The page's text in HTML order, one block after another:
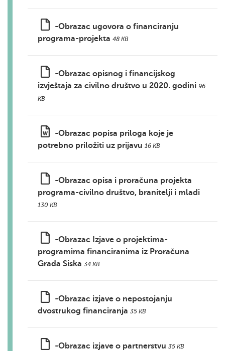
-Obrazac ugovora o financiranju
programa-projekta 48 KB
-Obrazac opisnog i financijskog
izvještaja za civilno društvo u 2020. godini 96
KB
-Obrazac popisa priloga koje je
potrebno priložiti uz prijavu 16 KB
-Obrazac opisa i proračuna projekta
programa-civilno društvo, branitelji i mladi
130 KB
-Obrazac Izjave o projektima-
programima financiranima iz Proračuna
Grada Siska 34 KB
-Obrazac izjave o nepostojanju
dvostrukog financiranja 35 KB
-Obrazac izjave o partnerstvu 35 KB